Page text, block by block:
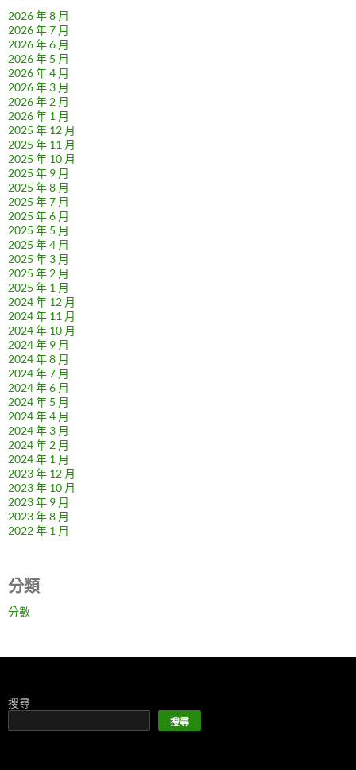
2026 年 8 月
2026 年 7 月
2026 年 6 月
2026 年 5 月
2026 年 4 月
2026 年 3 月
2026 年 2 月
2026 年 1 月
2025 年 12 月
2025 年 11 月
2025 年 10 月
2025 年 9 月
2025 年 8 月
2025 年 7 月
2025 年 6 月
2025 年 5 月
2025 年 4 月
2025 年 3 月
2025 年 2 月
2025 年 1 月
2024 年 12 月
2024 年 11 月
2024 年 10 月
2024 年 9 月
2024 年 8 月
2024 年 7 月
2024 年 6 月
2024 年 5 月
2024 年 4 月
2024 年 3 月
2024 年 2 月
2024 年 1 月
2023 年 12 月
2023 年 10 月
2023 年 9 月
2023 年 8 月
2022 年 1 月
分類
分數
搜尋
搜尋